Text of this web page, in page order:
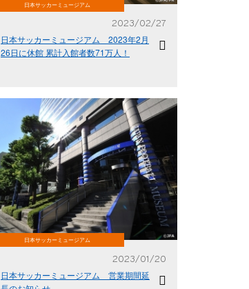
日本サッカーミュージアム
2023/02/27
日本サッカーミュージアム 2023年2月
26日に休館 累計入館者数71万人！
日本サッカーミュージアム
2023/01/20
日本サッカーミュージアム 営業期間延